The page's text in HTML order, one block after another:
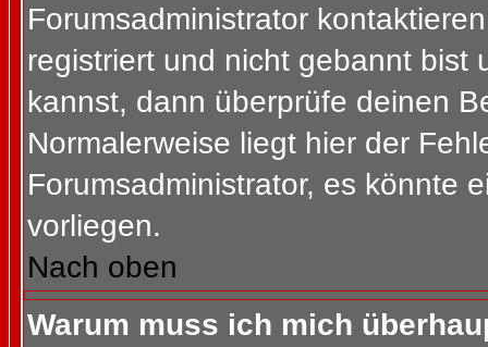
Forumsadministrator
registriert und nicht gebannt bist
kannst, dann überprüfe deinen
Normalerweise liegt hier der
Forumsadministrator, es könnte
vorliegen.
Nach oben
Warum muss ich mich